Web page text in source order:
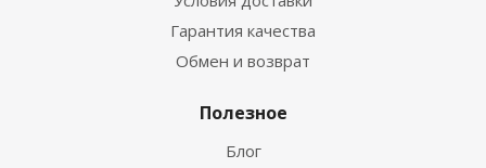
Гарантия качества
Обмен и возврат
Полезное
Блог